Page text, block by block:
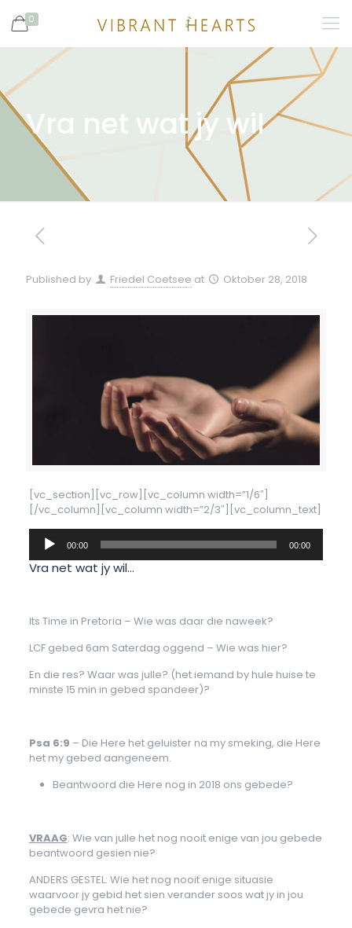
0
Vra net wat jy wil
Published by Friedel Coetsee at Oktober 28, 2018
[vc_section][vc_row][vc_column width=”1/6″]
[/vc_column][vc_column width=”2/3″][vc_column_text]
Klankspeler
00:00 00:00
Vra net wat jy wil…
Its Time in Pretoria – Wie was daar die naweek?
LCF gebed 6am Saterdag oggend – Wie was hier?
En die res? Waar was julle? (het iemand by hule huise te
minste 15 min in gebed spandeer)?
Psa 6:9 – Die Here het geluister na my smeking, die Here
het my gebed aangeneem.
Beantwoord die Here nog in 2018 ons gebede?
VRAAG: Wie van julle het nog nooit enige van jou gebede
beantwoord gesien nie?
ANDERS GESTEL: Wie het nog nooit enige situasie
waarvoor jy gebid het sien verander soos wat jy in jou
gebede gevra het nie?